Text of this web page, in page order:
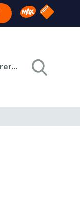
Omroep MAX
NPO
Registreren